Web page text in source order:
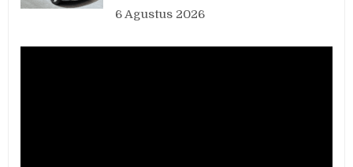
6 Agustus 2026